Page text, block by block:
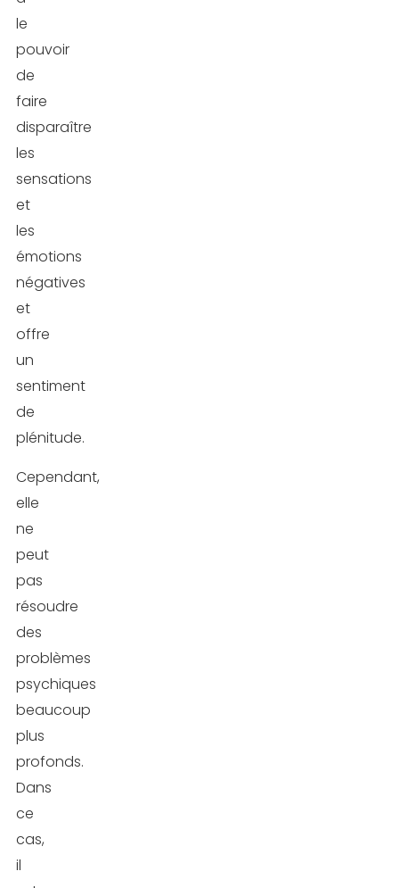
le
pouvoir
de
faire
disparaître
les
sensations
et
les
émotions
négatives
et
offre
un
sentiment
de
plénitude.
Cependant,
elle
ne
peut
pas
résoudre
des
problèmes
psychiques
beaucoup
plus
profonds.
Dans
ce
cas,
il